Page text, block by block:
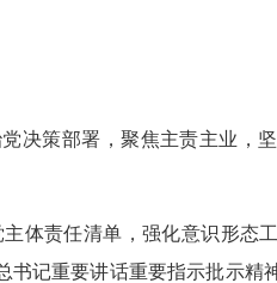
策部署，聚焦主责主业，
责任清单，强化意识形态
记重要讲话重要指示批示精